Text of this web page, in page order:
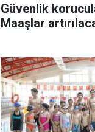
Güvenlik
Maaşlar